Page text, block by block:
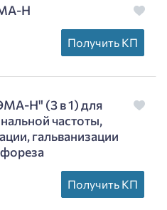
Н
Получить КП
Н" (3 в 1) для
частоты,
гальванизации
Получить КП